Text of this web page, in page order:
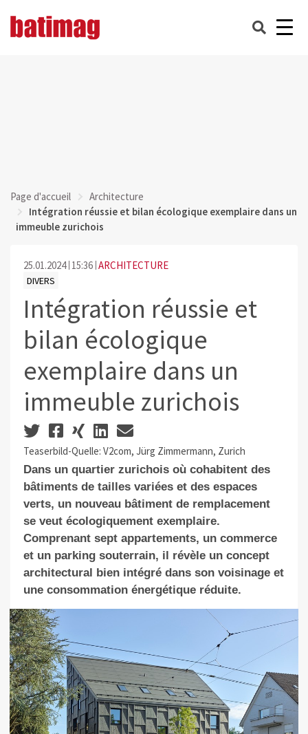
Page d'accueil
Architecture
Intégration réussie et bilan écologique exemplaire dans un
immeuble zurichois
25.01.2024 15:36 ARCHITECTURE
DIVERS
Intégration réussie et
bilan écologique
exemplaire dans un
immeuble zurichois
Teaserbild-Quelle: V2com, Jürg Zimmermann, Zurich
Dans un quartierzurichoisoù cohabitent des
bâtiments de tailles variées et des espaces
verts, un nouveau bâtiment de remplacement
se veut écologiquement exemplaire.
Comprenant sept appartements, un commerce
et un parking souterrain, il révèle un concept
architectural bien intégré dans son voisinage et
une consommation énergétique réduite.